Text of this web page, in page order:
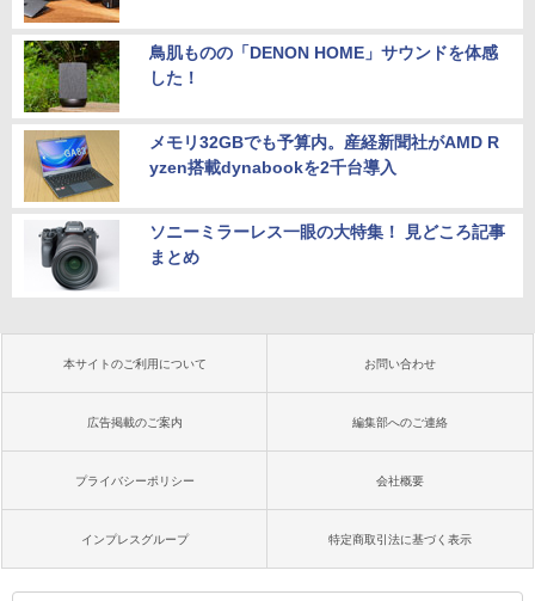
鳥肌ものの「DENON HOME」サウンドを体感
した！
メモリ32GBでも予算内。産経新聞社がAMD R
yzen搭載dynabookを2千台導入
ソニーミラーレス一眼の大特集！ 見どころ記事
まとめ
本サイトのご利用について お問い合わせ
広告掲載のご案内 編集部へのご連絡
プライバシーポリシー 会社概要
インプレスグループ 特定商取引法に基づく表示